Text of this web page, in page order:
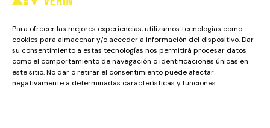
Para ofrecer las mejores experiencias, utilizamos tecnologías como
cookies para almacenar y/o acceder a información del dispositivo. Dar
su consentimiento a estas tecnologías nos permitirá procesar datos
como el comportamiento de navegación o identificaciones únicas en
este sitio. No dar o retirar el consentimiento puede afectar
negativamente a determinadas características y funciones.
Camino a Balnearios de Sousas
32600, Verín, Ourense